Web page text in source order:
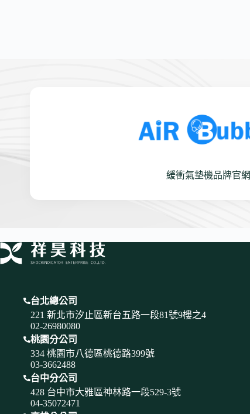
緩衝氣墊機品牌官網
台北總公司
221 新北市汐止區新台五路一段81號9樓之4
02-26980080
桃園分公司
334 桃園市八德區桃德路399號
03-3662488
台中分公司
428 台中市大雅區神林路一段529-3號
04-35072471